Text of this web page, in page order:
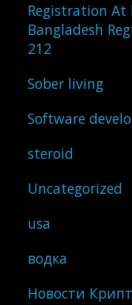
Registration At
Bangladesh
212
Sober living
Software
steroid
Uncategorized
usa
водка
Новости